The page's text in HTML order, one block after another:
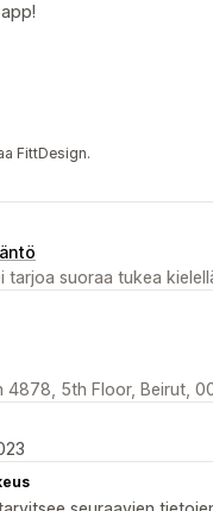
FittDesign.
tarjoa suoraa tukea
4878, 5th Floor, Beirut,